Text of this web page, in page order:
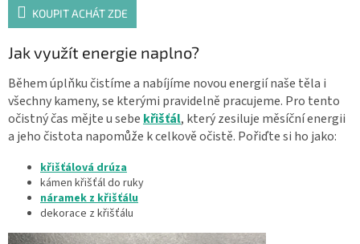
KOUPIT ACHÁT ZDE
Jak využít energie naplno?
Během úplňku čistíme a nabíjíme novou energií naše těla i
všechny kameny, se kterými pravidelně pracujeme. Pro tento
očistný čas mějte u sebe křišťál, který zesiluje měsíční energii
a jeho čistota napomůže k celkově očistě. Pořiďte si ho jako:
křišťálová drúza
kámen křišťál do ruky
náramek z křišťálu
dekorace z křišťálu